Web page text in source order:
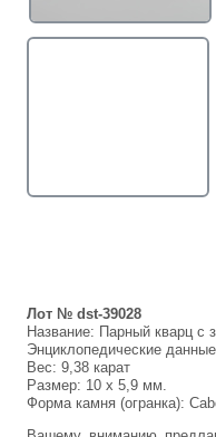
Лот № dst-39028
Название: Парный кварц с
Энциклопедические
Вес: 9,38 карат
Размер: 10 x 5,9 мм.
Форма камня (огранка):